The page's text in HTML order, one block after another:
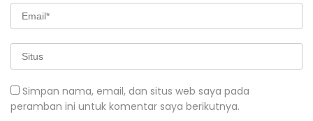
Simpan nama, email, dan situs web saya pada
peramban ini untuk komentar saya berikutnya.